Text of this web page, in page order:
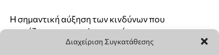
Διαχείριση Συγκατάθεσης